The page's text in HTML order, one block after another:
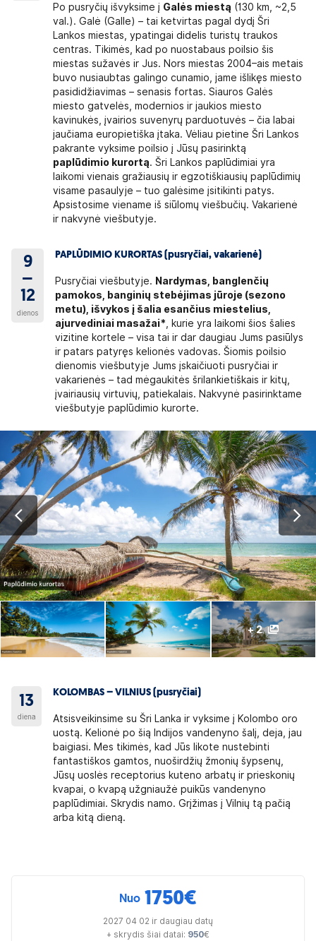
Po pusryčių išvyksime į Galės miestą (130 km, ~2,5
val.). Galė (Galle) – tai ketvirtas pagal dydį Šri
Lankos miestas, ypatingai didelis turistų traukos
centras. Tikimės, kad po nuostabaus poilsio šis
miestas sužavės ir Jus. Nors miestas 2004–ais metais
buvo nusiaubtas galingo cunamio, jame išlikęs miesto
pasididžiavimas – senasis fortas. Siauros Galės
miesto gatvelės, modernios ir jaukios miesto
kavinukės, įvairios suvenyrų parduotuvės – čia labai
jaučiama europietiška įtaka. Vėliau pietine Šri Lankos
pakrante vyksime poilsio į Jūsų pasirinktą
paplūdimio kurortą. Šri Lankos paplūdimiai yra
laikomi vienais gražiausių ir egzotiškiausių paplūdimių
visame pasaulyje – tuo galėsime įsitikinti patys.
Apsistosime viename iš siūlomų viešbučių. Vakarienė
ir nakvynė viešbutyje.
9
–
12
dienos
PAPLŪDIMIO KURORTAS (pusryčiai, vakarienė)
Pusryčiai viešbutyje. Nardymas, banglenčių
pamokos, banginių stebėjimas jūroje (sezono
metu), išvykos į šalia esančius miestelius,
ajurvediniai masažai* , kurie yra laikomi šios šalies
vizitine kortele – visa tai ir dar daugiau Jums pasiūlys
ir patars patyręs kelionės vadovas. Šiomis poilsio
dienomis viešbutyje Jums įskaičiuoti pusryčiai ir
vakarienės – tad mėgaukitės šrilankietiškais ir kitų,
įvairiausių virtuvių, patiekalais. Nakvynė pasirinktame
viešbutyje paplūdimio kurorte.
+ 2
13
diena
KOLOMBAS – VILNIUS (pusryčiai)
Atsisveikinsime su Šri Lanka ir vyksime į Kolombo oro
uostą. Kelionė po šią Indijos vandenyno šalį, deja, jau
baigiasi. Mes tikimės, kad Jūs likote nustebinti
fantastiškos gamtos, nuoširdžių žmonių šypsenų,
Jūsų uoslės receptorius kuteno arbatų ir prieskonių
kvapai, o kvapą užgniaužė puikūs vandenyno
paplūdimiai. Skrydis namo. Grįžimas į Vilnių tą pačią
arba kitą dieną.
Nuo 1750€
2027 04 02 ir daugiau datų
+ skrydis šiai datai: 950€